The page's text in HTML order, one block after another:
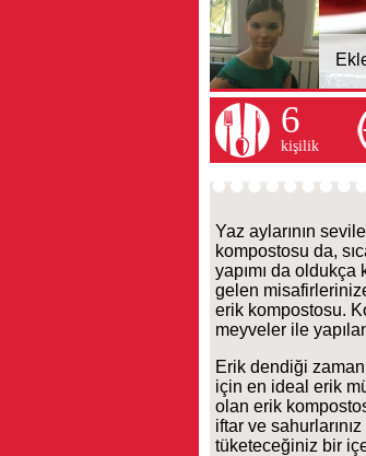
6
kişilik
Yaz aylarının
kompostosu da,
yapımı da
gelen
erik kompostosu.
meyveler ile
Erik dendiği
için en ideal erik
olan erik
iftar ve
tüketeceğiniz bir